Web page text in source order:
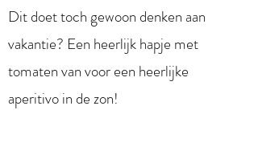
Dit doet toch gewoon denken aan
vakantie? Een heerlijk hapje met
tomaten van voor een heerlijke
aperitivo in de zon!